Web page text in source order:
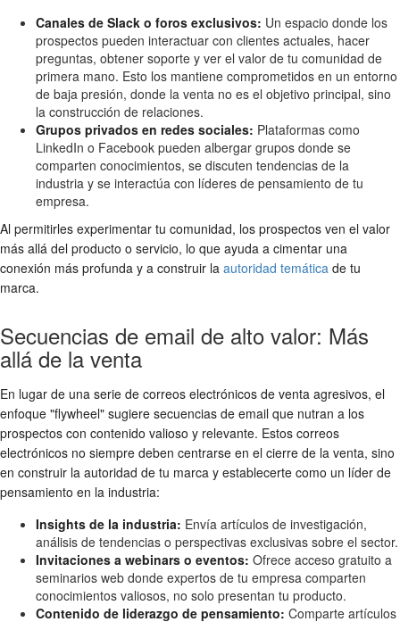
Canales de Slack o foros exclusivos: Un espacio donde los
prospectos pueden interactuar con clientes actuales, hacer
preguntas, obtener soporte y ver el valor de tu comunidad de
primera mano. Esto los mantiene comprometidos en un entorno
de baja presión, donde la venta no es el objetivo principal, sino
la construcción de relaciones.
Grupos privados en redes sociales: Plataformas como
LinkedIn o Facebook pueden albergar grupos donde se
comparten conocimientos, se discuten tendencias de la
industria y se interactúa con líderes de pensamiento de tu
empresa.
Al permitirles experimentar tu comunidad, los prospectos ven el valor
más allá del producto o servicio, lo que ayuda a cimentar una
conexión más profunda y a construir la autoridad temática de tu
marca.
Secuencias de email de alto valor: Más
allá de la venta
En lugar de una serie de correos electrónicos de venta agresivos, el
enfoque "flywheel" sugiere secuencias de email que nutran a los
prospectos con contenido valioso y relevante. Estos correos
electrónicos no siempre deben centrarse en el cierre de la venta, sino
en construir la autoridad de tu marca y establecerte como un líder de
pensamiento en la industria:
Insights de la industria: Envía artículos de investigación,
análisis de tendencias o perspectivas exclusivas sobre el sector.
Invitaciones a webinars o eventos: Ofrece acceso gratuito a
seminarios web donde expertos de tu empresa comparten
conocimientos valiosos, no solo presentan tu producto.
Contenido de liderazgo de pensamiento: Comparte artículos